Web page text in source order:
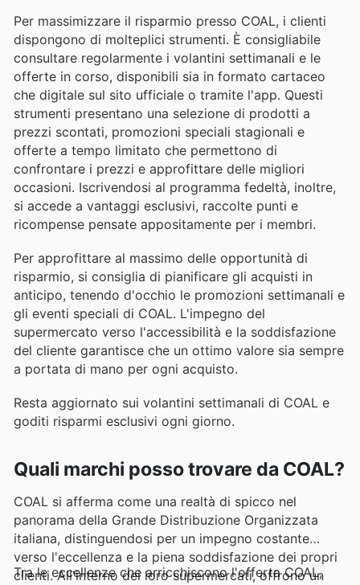
Per massimizzare il risparmio presso COAL, i clienti
dispongono di molteplici strumenti. È consigliabile
consultare regolarmente i volantini settimanali e le
offerte in corso, disponibili sia in formato cartaceo
che digitale sul sito ufficiale o tramite l'app. Questi
strumenti presentano una selezione di prodotti a
prezzi scontati, promozioni speciali stagionali e
offerte a tempo limitato che permettono di
confrontare i prezzi e approfittare delle migliori
occasioni. Iscrivendosi al programma fedeltà, inoltre,
si accede a vantaggi esclusivi, raccolte punti e
ricompense pensate appositamente per i membri.
Per approfittare al massimo delle opportunità di
risparmio, si consiglia di pianificare gli acquisti in
anticipo, tenendo d'occhio le promozioni settimanali e
gli eventi speciali di COAL. L'impegno del
supermercato verso l'accessibilità e la soddisfazione
del cliente garantisce che un ottimo valore sia sempre
a portata di mano per ogni acquisto.
Resta aggiornato sui volantini settimanali di COAL e
goditi risparmi esclusivi ogni giorno.
Quali marchi posso trovare da COAL?
COAL si afferma come una realtà di spicco nel
panorama della Grande Distribuzione Organizzata
italiana, distinguendosi per un impegno costante
verso l'eccellenza e la piena soddisfazione dei propri
clienti. All'interno dei loro supermercati, offrono un
Tra le eccellenze che arricchiscono l'offerta COAL,